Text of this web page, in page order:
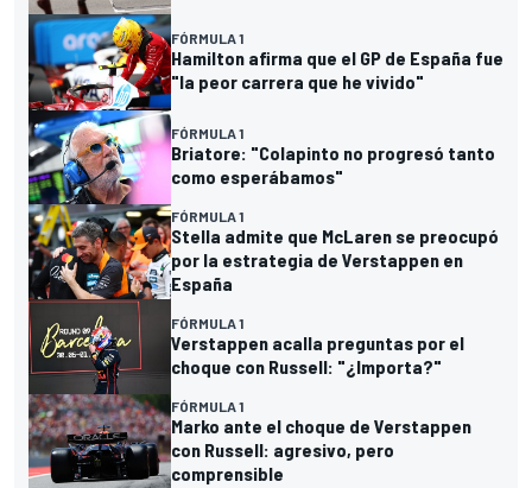
FÓRMULA 1
Hamilton afirma que el GP de España fue
"la peor carrera que he vivido"
FÓRMULA 1
Briatore: "Colapinto no progresó tanto
como esperábamos"
FÓRMULA 1
Stella admite que McLaren se preocupó
por la estrategia de Verstappen en
España
FÓRMULA 1
Verstappen acalla preguntas por el
choque con Russell: "¿Importa?"
FÓRMULA 1
Marko ante el choque de Verstappen
con Russell: agresivo, pero
comprensible